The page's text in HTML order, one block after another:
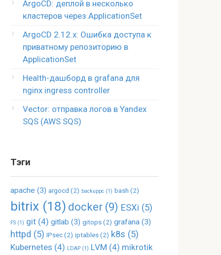
ArgoCD: деплой в несколько
кластеров через ApplicationSet
ArgoCD 2.12.x: Ошибка доступа к
приватному репозиторию в
ApplicationSet
Health-дашборд в grafana для
nginx ingress controller
Vector: отправка логов в Yandex
SQS (AWS SQS)
Тэги
apache (3) argocd (2) backuppc (1) bash (2)
bitrix (18) docker (9) ESXi (5)
FS (1) git (4) gitlab (3) gitops(2) grafana (3)
httpd (5) IPsec(2) iptables(2) k8s (5)
Kubernetes (4) LDAP (1) LVM (4) mikrotik